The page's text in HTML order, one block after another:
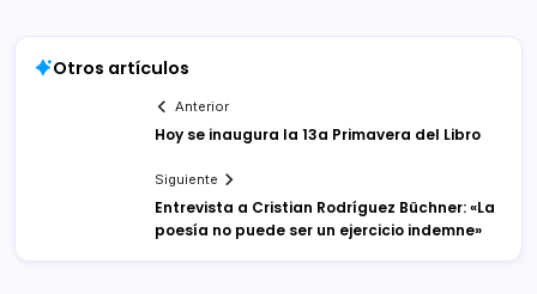
Otros artículos
Anterior
Hoy se inaugura la 13a Primavera del Libro
Siguiente
Entrevista a Cristian Rodríguez Büchner: «La
poesía no puede ser un ejercicio indemne»